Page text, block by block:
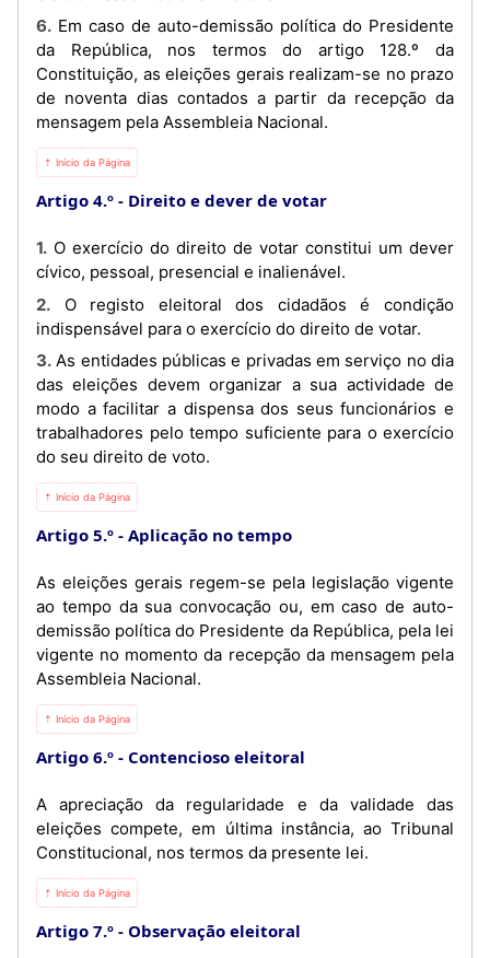
6. Em caso de auto-demissão política do Presidente
da República, nos termos do artigo 128.º da
Constituição, as eleições gerais realizam-se no prazo
de noventa dias contados a partir da recepção da
mensagem pela Assembleia Nacional.
⇡ Início da Página
Artigo 4.º Direito e dever de votar
1. O exercício do direito de votar constitui um dever
cívico, pessoal, presencial e inalienável.
2. O registo eleitoral dos cidadãos é condição
indispensável para o exercício do direito de votar.
3. As entidades públicas e privadas em serviço no dia
das eleições devem organizar a sua actividade de
modo a facilitar a dispensa dos seus funcionários e
trabalhadores pelo tempo suficiente para o exercício
do seu direito de voto.
⇡ Início da Página
Artigo 5.º Aplicação no tempo
As eleições gerais regem-se pela legislação vigente
ao tempo da sua convocação ou, em caso de auto-
demissão política do Presidente da República, pela lei
vigente no momento da recepção da mensagem pela
Assembleia Nacional.
⇡ Início da Página
Artigo 6.º Contencioso eleitoral
A apreciação da regularidade e da validade das
eleições compete, em última instância, ao Tribunal
Constitucional, nos termos da presente lei.
⇡ Início da Página
Artigo 7.º Observação eleitoral